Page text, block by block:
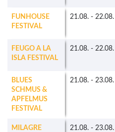
FUNHOUSE
FESTIVAL
21.08. - 22.08.
FEUGO A LA
ISLA FESTIVAL
21.08. - 22.08.
BLUES
SCHMUS &
APFELMUS
FESTIVAL
21.08. - 23.08.
MILAGRE
21.08. - 23.08.